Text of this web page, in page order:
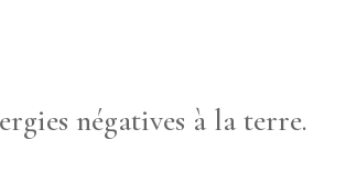
négatives à la terre.